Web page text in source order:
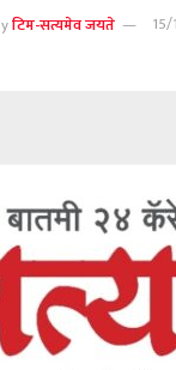
टिम-सत्यमेव जयते